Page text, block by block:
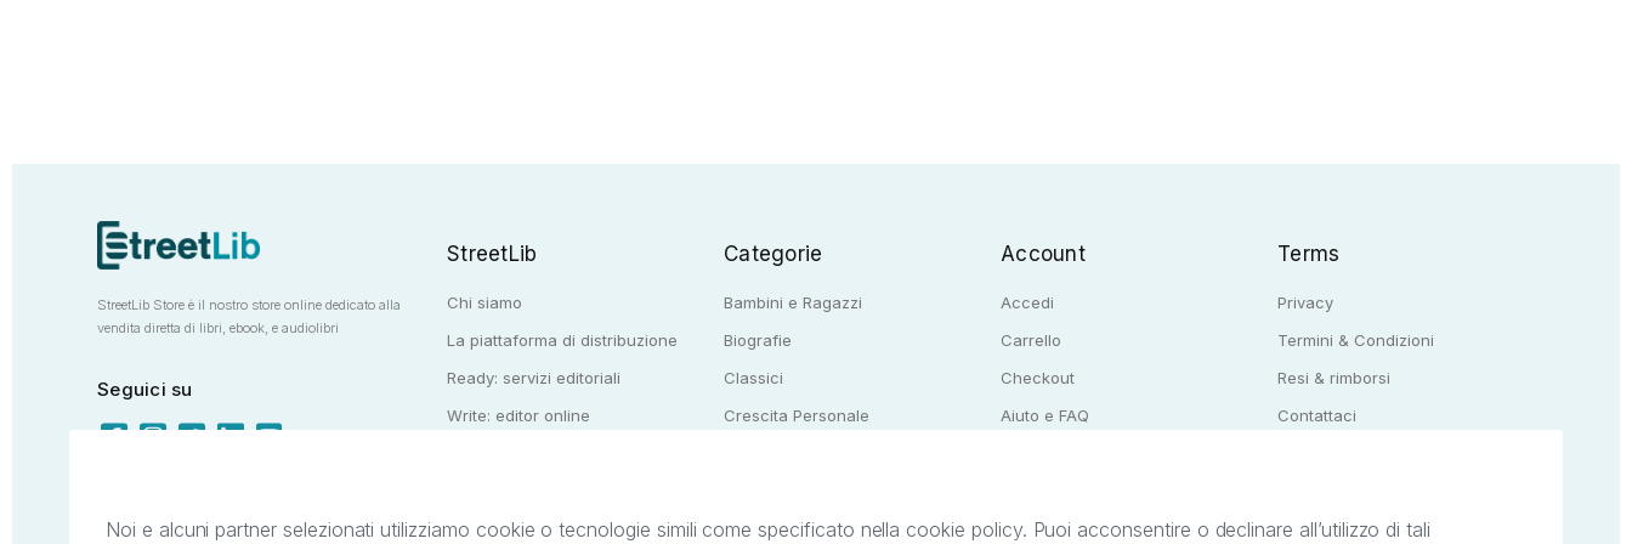
StreetLib Store è il nostro store online dedicato alla
vendita diretta di libri, ebook, e audiolibri
Seguici su
StreetLib
Chi siamo
La piattaforma di distribuzione
Ready: servizi editoriali
Write: editor online
Categorie
Bambini e Ragazzi
Biografie
Classici
Crescita Personale
Account
Accedi
Carrello
Checkout
Aiuto e FAQ
Terms
Privacy
Termini & Condizioni
Resi & rimborsi
Contattaci
Noi e alcuni partner selezionati utilizziamo cookie o tecnologie simili come specificato nella cookie policy. Puoi acconsentire o declinare all’utilizzo di tali